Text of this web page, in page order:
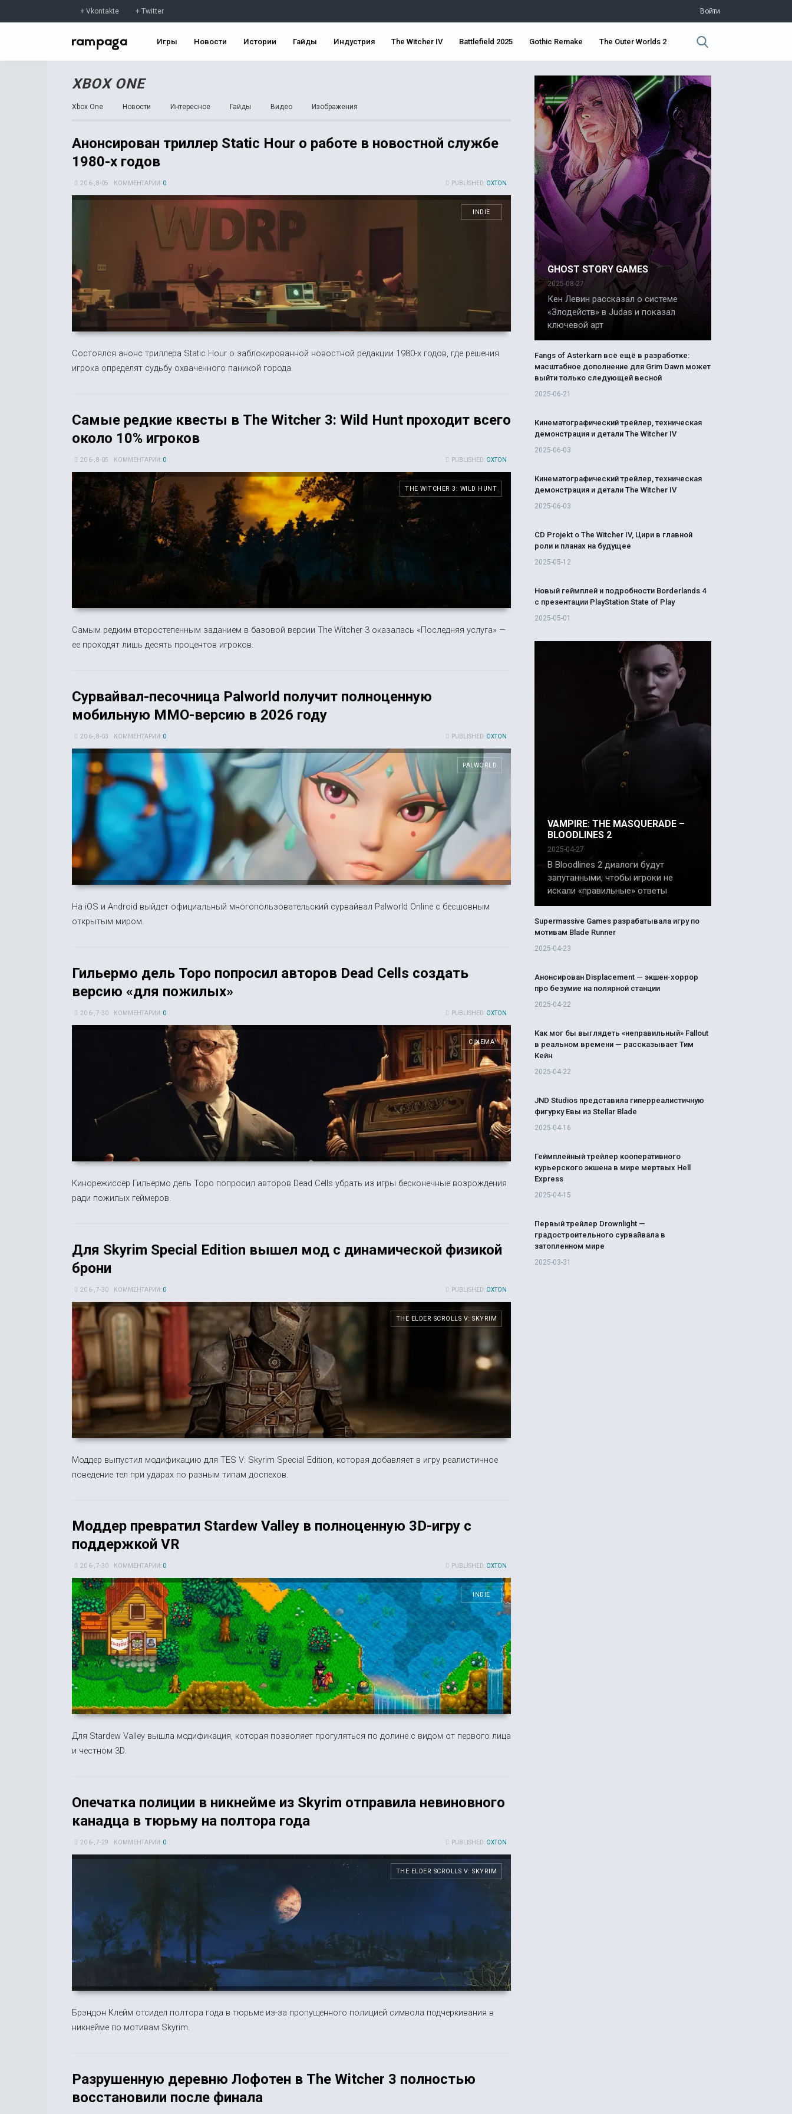
Vkontakte Twitter Войти
Игры Новости Истории Гайды Индустрия The Witcher IV Battlefield 2025 Gothic Remake The Outer Worlds 2
XBOX ONE
Xbox One Новости Интересное Гайды Видео Изображения
Анонсирован триллер Static Hour о работе в новостной службе
1980-х годов
PUBLISHED: OXTON
20 6-, 8-05 КОММЕНТАРИИ: 0
INDIE
Состоялся анонс триллера Static Hour о заблокированной новостной редакции 1980-х годов, где решения
игрока определят судьбу охваченного паникой города.
Самые редкие квесты в The Witcher 3: Wild Hunt проходит всего
около 10% игроков
PUBLISHED: OXTON
20 6-, 8-05 КОММЕНТАРИИ: 0
THE WITCHER 3: WILD HUNT
Самым редким второстепенным заданием в базовой версии The Witcher 3 оказалась «Последняя услуга» —
ее проходят лишь десять процентов игроков.
Сурвайвал-песочница Palworld получит полноценную
мобильную MMO-версию в 2026 году
PUBLISHED: OXTON
20 6-, 8-03 КОММЕНТАРИИ: 0
PALWORLD
На iOS и Android выйдет официальный многопользовательский сурвайвал Palworld Online с бесшовным
открытым миром.
Гильермо дель Торо попросил авторов Dead Cells создать
версию «для пожилых»
PUBLISHED: OXTON
20 6-, 7-30 КОММЕНТАРИИ: 0
CINEMA
Кинорежиссер Гильермо дель Торо попросил авторов Dead Cells убрать из игры бесконечные возрождения
ради пожилых геймеров.
Для Skyrim Special Edition вышел мод с динамической физикой
брони
PUBLISHED: OXTON
20 6-, 7-30 КОММЕНТАРИИ: 0
THE ELDER SCROLLS V: SKYRIM
Моддер выпустил модификацию для TES V: Skyrim Special Edition, которая добавляет в игру реалистичное
поведение тел при ударах по разным типам доспехов.
Моддер превратил Stardew Valley в полноценную 3D-игру с
поддержкой VR
PUBLISHED: OXTON
20 6-, 7-30 КОММЕНТАРИИ: 0
INDIE
Для Stardew Valley вышла модификация, которая позволяет прогуляться по долине с видом от первого лица
и честном 3D.
Опечатка полиции в никнейме из Skyrim отправила невиновного
канадца в тюрьму на полтора года
PUBLISHED: OXTON
20 6-, 7-29 КОММЕНТАРИИ: 0
THE ELDER SCROLLS V: SKYRIM
Брэндон Клейм отсидел полтора года в тюрьме из-за пропущенного полицией символа подчеркивания в
никнейме по мотивам Skyrim.
Разрушенную деревню Лофотен в The Witcher 3 полностью
восстановили после финала
GHOST STORY GAMES
2025-08-27
Кен Левин рассказал о системе
«Злодейств» в Judas и показал
ключевой арт
Fangs of Asterkarn всё ещё в разработке:
масштабное дополнение для Grim Dawn может
выйти только следующей весной
2025-06-21
Кинематографический трейлер, техническая
демонстрация и детали The Witcher IV
2025-06-03
Кинематографический трейлер, техническая
демонстрация и детали The Witcher IV
2025-06-03
CD Projekt о The Witcher IV, Цири в главной
роли и планах на будущее
2025-05-12
Новый геймплей и подробности Borderlands 4
с презентации PlayStation State of Play
2025-05-01
VAMPIRE: THE MASQUERADE –
BLOODLINES 2
2025-04-27
В Bloodlines 2 диалоги будут
запутанными, чтобы игроки не
искали «правильные» ответы
Supermassive Games разрабатывала игру по
мотивам Blade Runner
2025-04-23
Анонсирован Displacement — экшен-хоррор
про безумие на полярной станции
2025-04-22
Как мог бы выглядеть «неправильный» Fallout
в реальном времени — рассказывает Тим
Кейн
2025-04-22
JND Studios представила гиперреалистичную
фигурку Евы из Stellar Blade
2025-04-16
Геймплейный трейлер кооперативного
курьерского экшена в мире мертвых Hell
Express
2025-04-15
Первый трейлер Drownlight —
градостроительного сурвайвала в
затопленном мире
2025-03-31